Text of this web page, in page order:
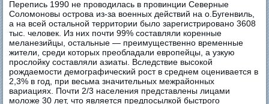
Перепись 1990 не проводилась в провинции Северные
Соломоновы острова из-за военных действий на о.Бугенвиль,
а на всей остальной территории было зарегистрировано 3608
тыс. человек. Из них почти 99% составляли коренные
меланезийцы, остальные — преимущественно временные
жители, среди которых преобладали европейцы, а узкую
прослойку составляли азиаты. Вследствие высокой
рождаемости демографический рост в среднем оценивается в
2,3% в год, при весьма значительных межрайонных
вариациях. Почти 2/3 населения представлены лицами
моложе 30 лет, что является предпосылкой быстрого